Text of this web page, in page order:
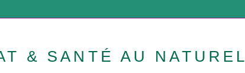
& SANTÉ AU NATUREL